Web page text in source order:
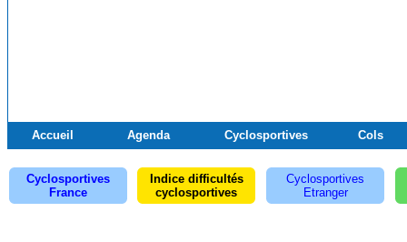
Accueil Agenda Cyclosportives Cols
Cyclosportives
France
Indice difficultés
cyclosportives
Cyclosportives
Etranger